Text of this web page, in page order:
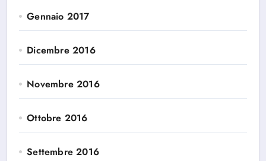
Gennaio 2017
Dicembre 2016
Novembre 2016
Ottobre 2016
Settembre 2016